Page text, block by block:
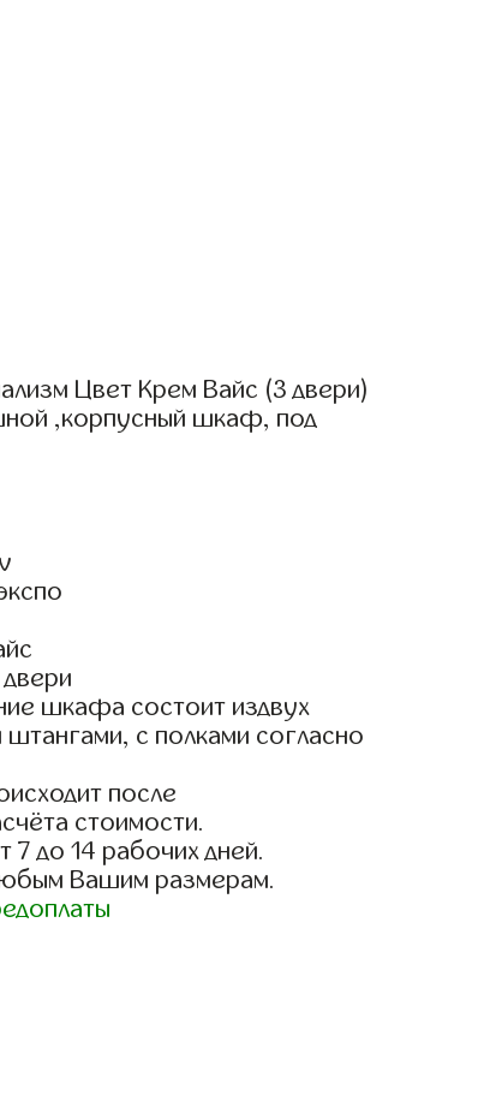
Цвет Крем Вайс (3 двери)
,корпусный шкаф, под
шкафа состоит издвух
с полками согласно
после
стоимости.
7 до 14 рабочих дней.
Вашим размерам.